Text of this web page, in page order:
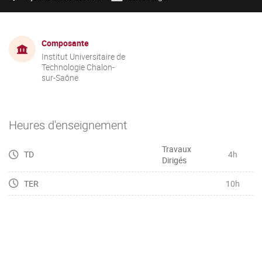
Composante
Institut Universitaire de
Technologie Chalon-
sur-Saône
Heures d'enseignement
TD
Travaux
Dirigés
4h
TER 10h